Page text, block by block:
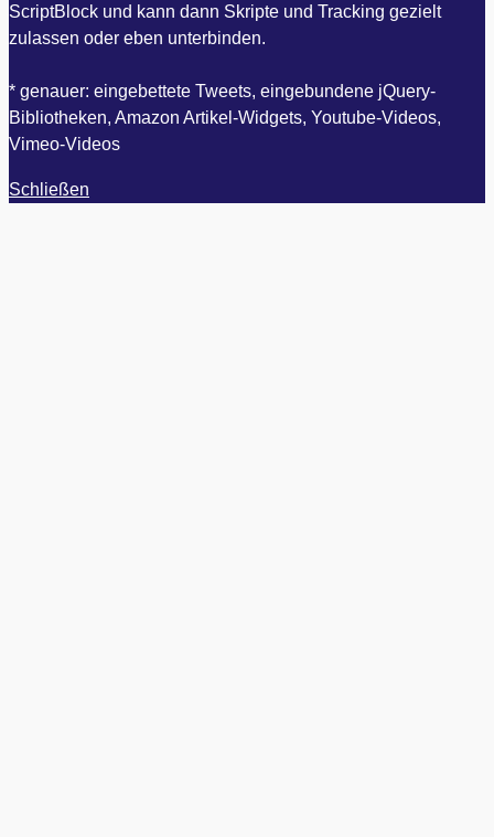
ScriptBlock und kann dann Skripte und Tracking gezielt
zulassen oder eben unterbinden.
* genauer: eingebettete Tweets, eingebundene jQuery-
Bibliotheken, Amazon Artikel-Widgets, Youtube-Videos,
Vimeo-Videos
Schließen